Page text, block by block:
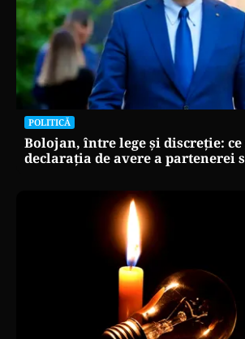
POLITICĂ
Bolojan, între lege și discreție: ce
declarația de avere a partenerei